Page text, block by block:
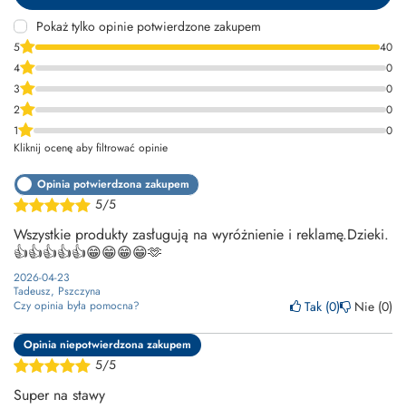
Pokaż tylko opinie potwierdzone zakupem
5
40
4
0
3
0
2
0
1
0
Kliknij ocenę aby filtrować opinie
5/5
Opinia potwierdzona zakupem
Wszystkie produkty zasługują na wyróżnienie i reklamę.Dzieki.
👍👍👍👍👍😁😁😁😁🫶
2026-04-23
Tadeusz, Pszczyna
Czy opinia była pomocna?
Tak 0 Nie 0
5/5
Opinia niepotwierdzona zakupem
Super na stawy